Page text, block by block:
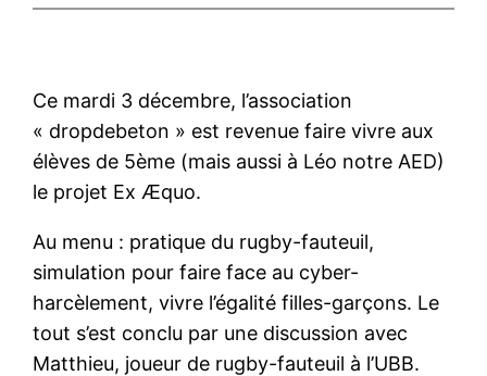
Ce mardi 3 décembre, l’association
« dropdebeton » est revenue faire vivre aux
élèves de 5ème (mais aussi à Léo notre AED)
le projet Ex Æquo.
Au menu : pratique du rugby-fauteuil,
simulation pour faire face au cyber-
harcèlement, vivre l’égalité filles-garçons. Le
tout s’est conclu par une discussion avec
Matthieu, joueur de rugby-fauteuil à l’UBB.